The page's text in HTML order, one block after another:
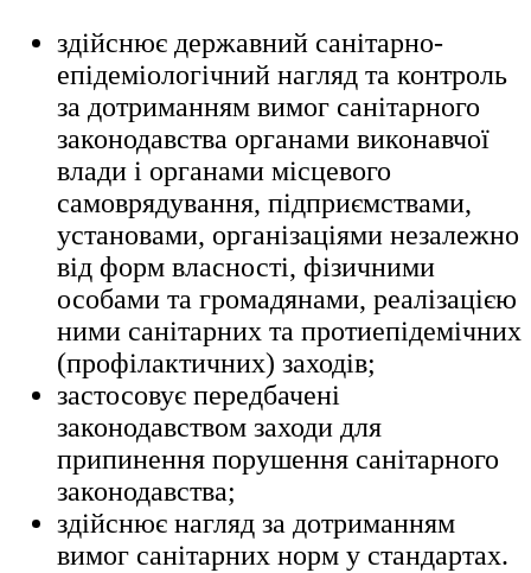
здійснює державний санітарно-
епідеміологічний нагляд та контроль
за дотриманням вимог санітарного
законодавства органами виконавчої
влади і органами місцевого
самоврядування, підприємствами,
установами, організаціями незалежно
від форм власності, фізичними
особами та громадянами, реалізацією
ними санітарних та протиепідемічних
(профілактичних) заходів;
застосовує передбачені
законодавством заходи для
припинення порушення санітарного
законодавства;
здійснює нагляд за дотриманням
вимог санітарних норм у стандартах.